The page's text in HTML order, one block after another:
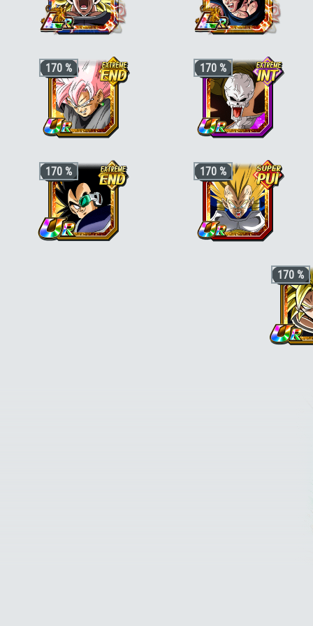
sans merci"
Ki +3, PV, ATT et DÉF +170 % pour la
catégorie "Boss de DB Super"
"Transformation fortifiante"
"Puissance maximale"et PV, ATT et
DÉF +30 % en plus si le perso est aussi
de catégorie"Explosion de colère"
"Boss des films"
+3 ki, +200% HP & +170% ATT/DEF
pour la catégorie"Saiyan pur",
et esprit corrompus"ou"Guerriers de
, +50% stats bonus si aussi
"Saga de Boo"ou"Puissance
incontrôlable"
170 %
Ki +3, PV, ATT et DÉF +170 % pour la
catégorie"Boss de DB Super"
"Corps et esprit corrompus", et PV, ATT
et DÉF +30 % en plus si le perso est
aussi de catégorie"Divin",
rapide"ou"Explosion de colère"
170 %
Ki +3, PV, ATT et DÉF +170 % pour la
catégorie "Boss des films"ou
"Ressuscité", et KI +1, PV, ATT et DÉF
+30 % en plus si le perso est aussi de
catégorie"Être légendaire"
"Transformation fortifiante"
170 % 170 %
Ki +3, PV, ATT et DÉF +170 % pour la
"Évolution maîtrisée"ou
170 %